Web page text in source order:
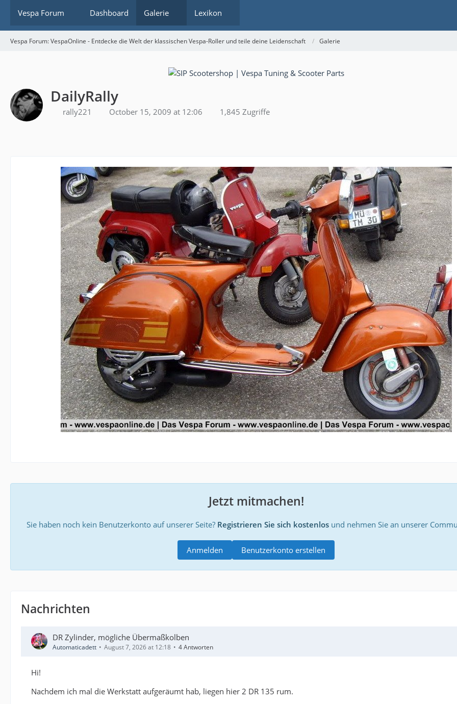
Vespa Forum Dashboard Galerie Lexikon
Vespa Forum: VespaOnline - Entdecke die Welt der klassischen Vespa-Roller und teile deine Leidenschaft Galerie
DailyRally
rally221 October 15, 2009 at 12:06 1,845 Zugriffe
Jetzt mitmachen!
Sie haben noch kein Benutzerkonto auf unserer Seite? Registrieren Sie sich kostenlosund nehmen Sie an unserer
Benutzerkonto erstellen
Anmelden
Nachrichten
DR Zylinder, mögliche Übermaßkolben
Automaticadett August 7, 2026 at 12:18 4 Antworten
Hi!
Nachdem ich mal die Werkstatt aufgeräumt hab, liegen hier 2 DR 135 rum.